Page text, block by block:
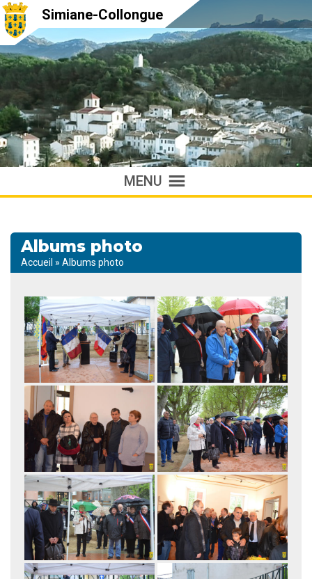
Simiane-Collongue
MENU
Albums photo
Accueil » Albums photo